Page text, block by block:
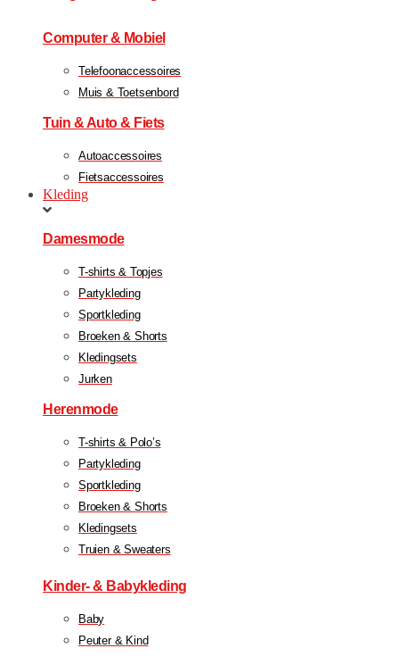
Computer & Mobiel
Telefoonaccessoires
Muis & Toetsenbord
Tuin & Auto & Fiets
Autoaccessoires
Fietsaccessoires
Kleding
Damesmode
T-shirts & Topjes
Partykleding
Sportkleding
Broeken & Shorts
Kledingsets
Jurken
Herenmode
T-shirts & Polo’s
Partykleding
Sportkleding
Broeken & Shorts
Kledingsets
Truien & Sweaters
Kinder- & Babykleding
Baby
Peuter & Kind